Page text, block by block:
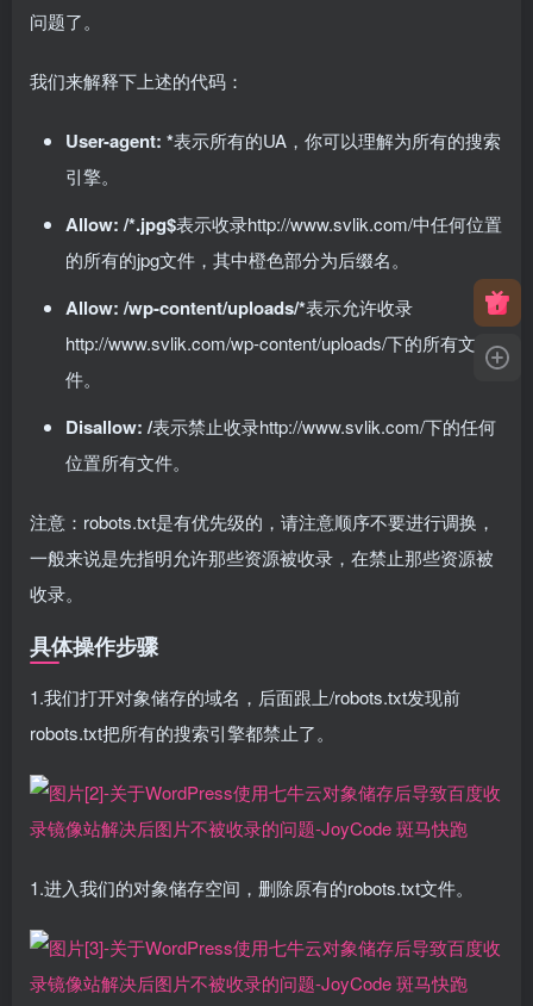
问题了。
我们来解释下上述的代码：
User-agent: *表示所有的UA，你可以理解为所有的搜索
引擎。
Allow: /*.jpg$表示收录http://www.svlik.com/中任何位置
的所有的jpg文件，其中橙色部分为后缀名。
Allow: /wp-content/uploads/*表示允许收录
http://www.svlik.com/wp-content/uploads/下的所有文
件。
Disallow: /表示禁止收录http://www.svlik.com/下的任何
位置所有文件。
注意：robots.txt是有优先级的，请注意顺序不要进行调换，
一般来说是先指明允许那些资源被收录，在禁止那些资源被
收录。
具体操作步骤
1.我们打开对象储存的域名，后面跟上/robots.txt发现前
robots.txt把所有的搜索引擎都禁止了。
1.进入我们的对象储存空间，删除原有的robots.txt文件。